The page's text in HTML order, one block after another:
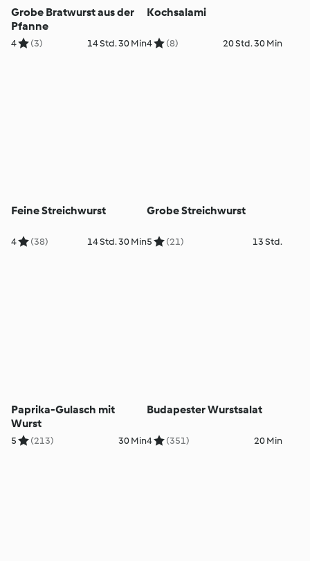
Grobe Bratwurst aus der
Pfanne
4 (3) 14 Std. 30 Min
Kochsalami
4 (8) 20 Std. 30 Min
Feine Streichwurst
4 (38) 14 Std. 30 Min
Grobe Streichwurst
5 (21) 13 Std.
Paprika-Gulasch mit
Wurst
5 (213) 30 Min
Budapester Wurstsalat
4 (351) 20 Min